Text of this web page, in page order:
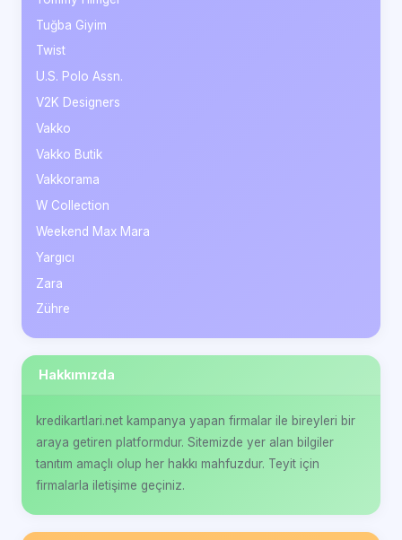
Tuğba Giyim
Twist
U.S. Polo Assn.
V2K Designers
Vakko
Vakko Butik
Vakkorama
W Collection
Weekend Max Mara
Yargıcı
Zara
Zühre
Hakkımızda
kredikartlari.net kampanya yapan firmalar ile bireyleri bir
araya getiren platformdur. Sitemizde yer alan bilgiler
tanıtım amaçlı olup her hakkı mahfuzdur. Teyit için
firmalarla iletişime geçiniz.